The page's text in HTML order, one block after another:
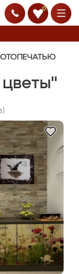
0